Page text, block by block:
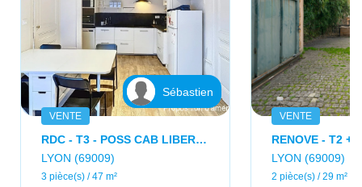
Sébastien
VENTE
RDC - T3 - POSS CAB LIBERAL. - 47M2 - 2 PARKINGS
LYON (69009)
3 pièce(s) / 47 m²
VENTE
LYON (69009)
2 pièce(s) / 29 m²